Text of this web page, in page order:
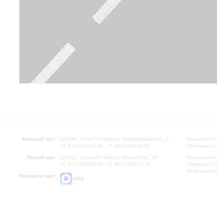
Большой зал:
191186, Санкт-Петербург, Михайловская ул., 2
+7 (812) 240-01-00, +7 (812) 240-01-80
Малый зал:
191011, Санкт-Петербург, Невский пр., 30
+7 (812) 240-01-00, +7 (812) 240-01-70
Напишите нам:
MAX
Часы
Перерыв с
Часы
Перерыв с
Вопросы